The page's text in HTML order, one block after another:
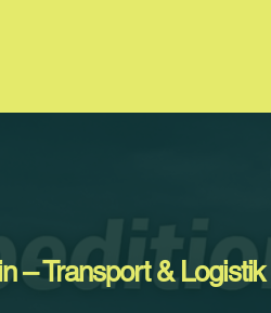
– Transport & Logistik